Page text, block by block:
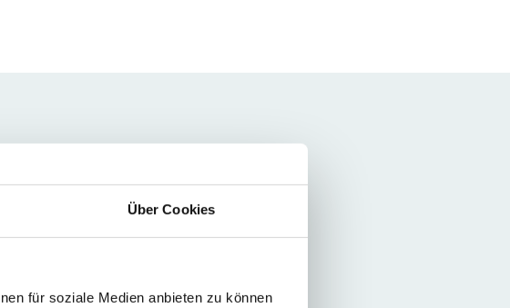
Über Cookies
für soziale Medien anbieten zu können
mit extrem hoher